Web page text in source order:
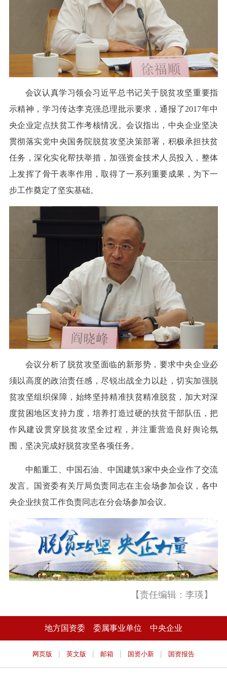
会议认真学习领会习近平总书记关于脱贫攻坚重要指
示精神，学习传达李克强总理批示要求，通报了2017年中
央企业定点扶贫工作考核情况。会议指出，中央企业坚决
贯彻落实党中央国务院脱贫攻坚决策部署，积极承担扶贫
任务，深化实化帮扶举措，加强资金技术人员投入，整体
上发挥了骨干表率作用，取得了一系列重要成果，为下一
步工作奠定了坚实基础。
会议分析了脱贫攻坚面临的新形势，要求中央企业必
须以高度的政治责任感，尽锐出战全力以赴，切实加强脱
贫攻坚组织保障，始终坚持精准扶贫精准脱贫，加大对深
度贫困地区支持力度，培养打造过硬的扶贫干部队伍，把
作风建设贯穿脱贫攻坚全过程，并注重营造良好舆论氛
围，坚决完成好脱贫攻坚各项任务。
中船重工、中国石油、中国建筑3家中央企业作了交流
发言。国资委有关厅局负责同志在主会场参加会议，各中
央企业扶贫工作负责同志在分会场参加会议。
【责任编辑：李瑛】
地方国资委 委属事业单位 中央企业
网页版 | 英文版 | 邮箱 | 国资小新 | 国资报告